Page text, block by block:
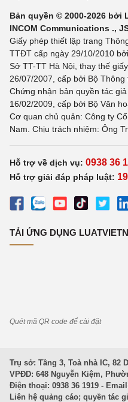
Bản quyền © 2000-2026 bởi
INCOM Communications .,
Giấy phép thiết lập trang
TTĐT cấp ngày 29/10/2010 bởi
Sở TT-TT Hà Nội, thay thế
26/07/2007, cấp bởi Bộ Thông
Chứng nhận bản quyền tác
16/02/2009, cấp bởi Bộ Văn
Cơ quan chủ quản: Công ty
Nam. Chịu trách nhiệm: Ông
Hỗ trợ về dịch vụ: 0938 36
Hỗ trợ giải đáp pháp luật:
TẢI ỨNG DỤNG
Quét mã QR code để cài đặt
Trụ sở: Tầng 3, Toà nhà IC, 82
VPĐD: 648 Nguyễn Kiệm,
Điện thoại: 0938 36 1919 -
Liên hệ quảng cáo; quyền tác